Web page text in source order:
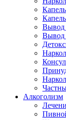
Вывод
Вывод
Алкоголизм